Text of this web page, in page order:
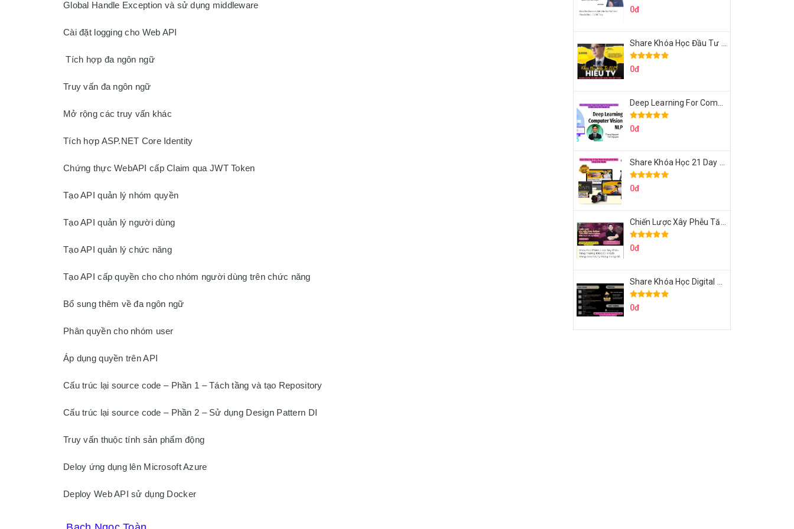
Global Handle Exception và sử dụng middleware
Cài đặt logging cho Web API
Tích hợp đa ngôn ngữ
Truy vấn đa ngôn ngữ
Mở rộng các truy vấn khác
Tích hợp ASP.NET Core Identity
Chứng thực WebAPI cấp Claim qua JWT Token
Tạo API quản lý nhóm quyền
Tạo API quản lý người dùng
Tạo API quản lý chức năng
Tạo API cấp quyền cho cho nhóm người dùng trên chức năng
Bổ sung thêm về đa ngôn ngữ
Phân quyền cho nhóm user
Áp dụng quyền trên API
Cấu trúc lại source code – Phần 1 – Tách tầng và tạo Repository
Cấu trúc lại source code – Phần 2 – Sử dụng Design Pattern DI
Truy vấn thuộc tính sản phẩm động
Deloy ứng dụng lên Microsoft Azure
Deploy Web API sử dụng Docker
0đ
0đ
0đ
0đ
0đ
0đ